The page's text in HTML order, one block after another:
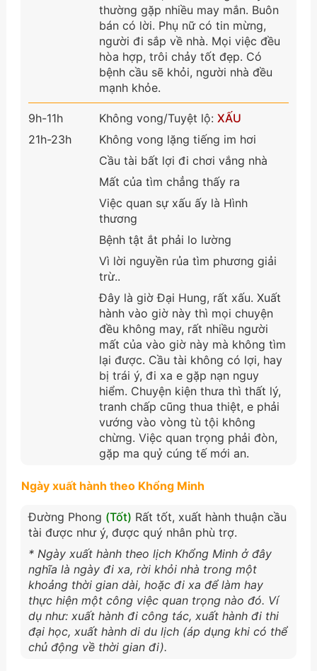
thường gặp nhiều may mắn. Buôn
bán có lời. Phụ nữ có tin mừng,
người đi sắp về nhà. Mọi việc đều
hòa hợp, trôi chảy tốt đẹp. Có
bệnh cầu sẽ khỏi, người nhà đều
mạnh khỏe.
9h-11h
21h-23h
Không vong/Tuyệt lộ: XẤU
Không vong lặng tiếng im hơi
Cầu tài bất lợi đi chơi vắng nhà
Mất của tìm chẳng thấy ra
Việc quan sự xấu ấy là Hình
thương
Bệnh tật ắt phải lo lường
Vì lời nguyền rủa tìm phương giải
trừ..
Đây là giờ Đại Hung, rất xấu. Xuất
hành vào giờ này thì mọi chuyện
đều không may, rất nhiều người
mất của vào giờ này mà không tìm
lại được. Cầu tài không có lợi, hay
bị trái ý, đi xa e gặp nạn nguy
hiểm. Chuyện kiện thưa thì thất lý,
tranh chấp cũng thua thiệt, e phải
vướng vào vòng tù tội không
chừng. Việc quan trọng phải đòn,
gặp ma quỷ cúng tế mới an.
Ngày xuất hành theo Khổng Minh
Đường Phong (Tốt) Rất tốt, xuất hành thuận cầu
tài được như ý, được quý nhân phù trợ.
* Ngày xuất hành theo lịch Khổng Minh ở đây
nghĩa là ngày đi xa, rời khỏi nhà trong một
khoảng thời gian dài, hoặc đi xa để làm hay
thực hiện một công việc quan trọng nào đó. Ví
dụ như: xuất hành đi công tác, xuất hành đi thi
đại học, xuất hành di du lịch (áp dụng khi có thể
chủ động về thời gian đi).